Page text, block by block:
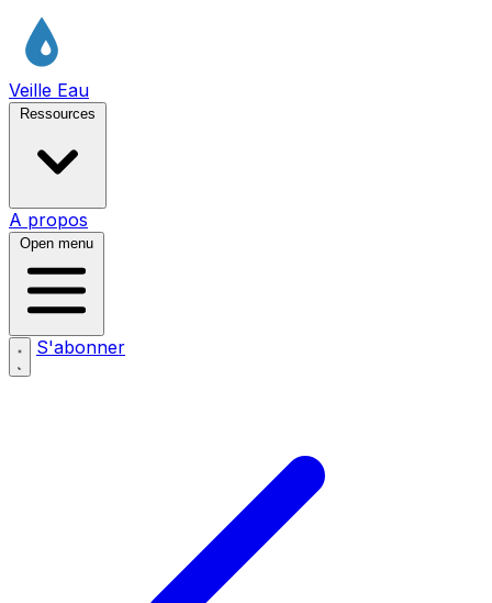
Veille Eau
Ressources
A propos
Open menu
S'abonner